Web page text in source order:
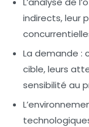
indirects, leur
La demande :
cible, leurs
sensibilité au